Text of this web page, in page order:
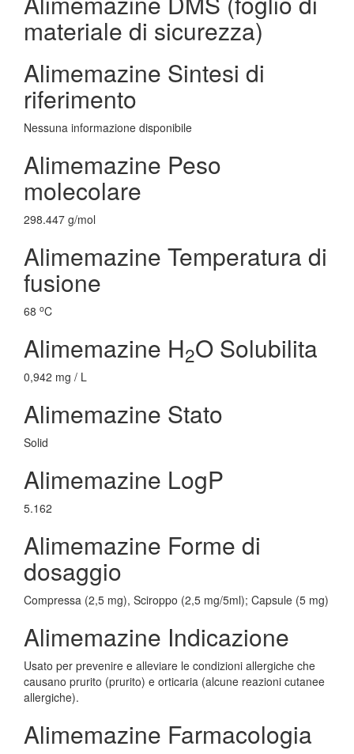
materiale di sicurezza)
Alimemazine Sintesi di
riferimento
Nessuna informazione disponibile
Alimemazine Peso
molecolare
298.447 g/mol
Alimemazine Temperatura di
fusione
68 oC
Alimemazine H2O Solubilita
0,942 mg / L
Alimemazine Stato
Solid
Alimemazine LogP
5.162
Alimemazine Forme di
dosaggio
Compressa (2,5 mg), Sciroppo (2,5 mg/5ml); Capsule (5 mg)
Alimemazine Indicazione
Usato per prevenire e alleviare le condizioni allergiche che
causano prurito (prurito) e orticaria (alcune reazioni cutanee
allergiche).
Alimemazine Farmacologia